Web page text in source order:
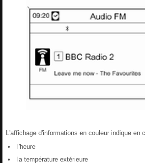
L'affichage d'informations en couleur indique en
l'heure
la température extérieure